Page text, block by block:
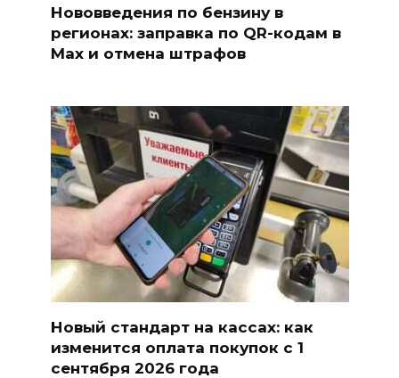
Нововведения по бензину в
регионах: заправка по QR-кодам в
Max и отмена штрафов
Новый стандарт на кассах: как
изменится оплата покупок с 1
сентября 2026 года